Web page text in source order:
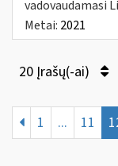
vadovaudamasi
Metai: 2021
20 Įrašų(-ai)
1 ... 11